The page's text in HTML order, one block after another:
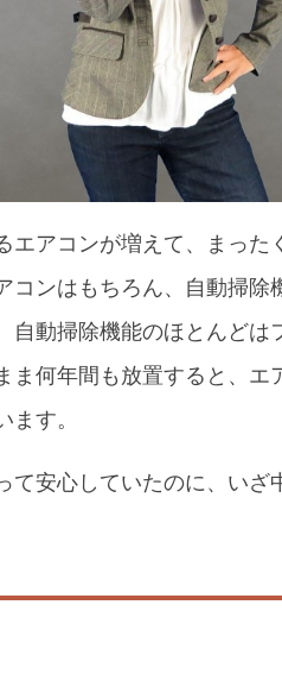
エアコンが増えて、まっ
コンはもちろん、自動掃
自動掃除機能のほとんど
ま何年間も放置すると、
す。
て安心していたのに、い